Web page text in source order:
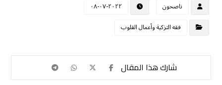
ناصحون
٢٠٢٢-٠٧-٠٨
فقه التزكية وأعمال القلوب